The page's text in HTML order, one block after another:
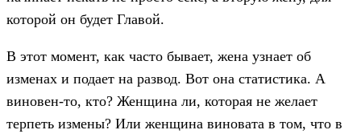
которой он будет Главой.
В этот момент, как часто бывает, жена узнает об
изменах и подает на развод. Вот она статистика. А
виновен-то, кто? Женщина ли, которая не желает
терпеть измены? Или женщина виновата в том, что в